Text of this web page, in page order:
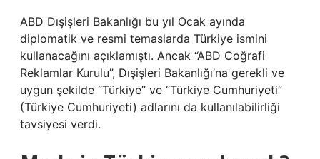
ABD Dışişleri Bakanlığı bu yıl Ocak ayında
diplomatik ve resmi temaslarda Türkiye ismini
kullanacağını açıklamıştı. Ancak “ABD Coğrafi
Reklamlar Kurulu”, Dışişleri Bakanlığı’na gerekli ve
uygun şekilde “Türkiye” ve “Türkiye Cumhuriyeti”
(Türkiye Cumhuriyeti) adlarını da kullanılabilirliği
tavsiyesi verdi.